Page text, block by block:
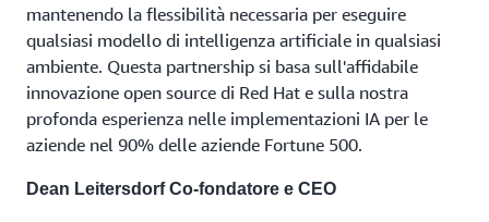
mantenendo la flessibilità necessaria per eseguire
qualsiasi modello di intelligenza artificiale in qualsiasi
ambiente. Questa partnership si basa sull'affidabile
innovazione open source di Red Hat e sulla nostra
profonda esperienza nelle implementazioni IA per le
aziende nel 90% delle aziende Fortune 500.
Dean Leitersdorf Co-fondatore e CEO